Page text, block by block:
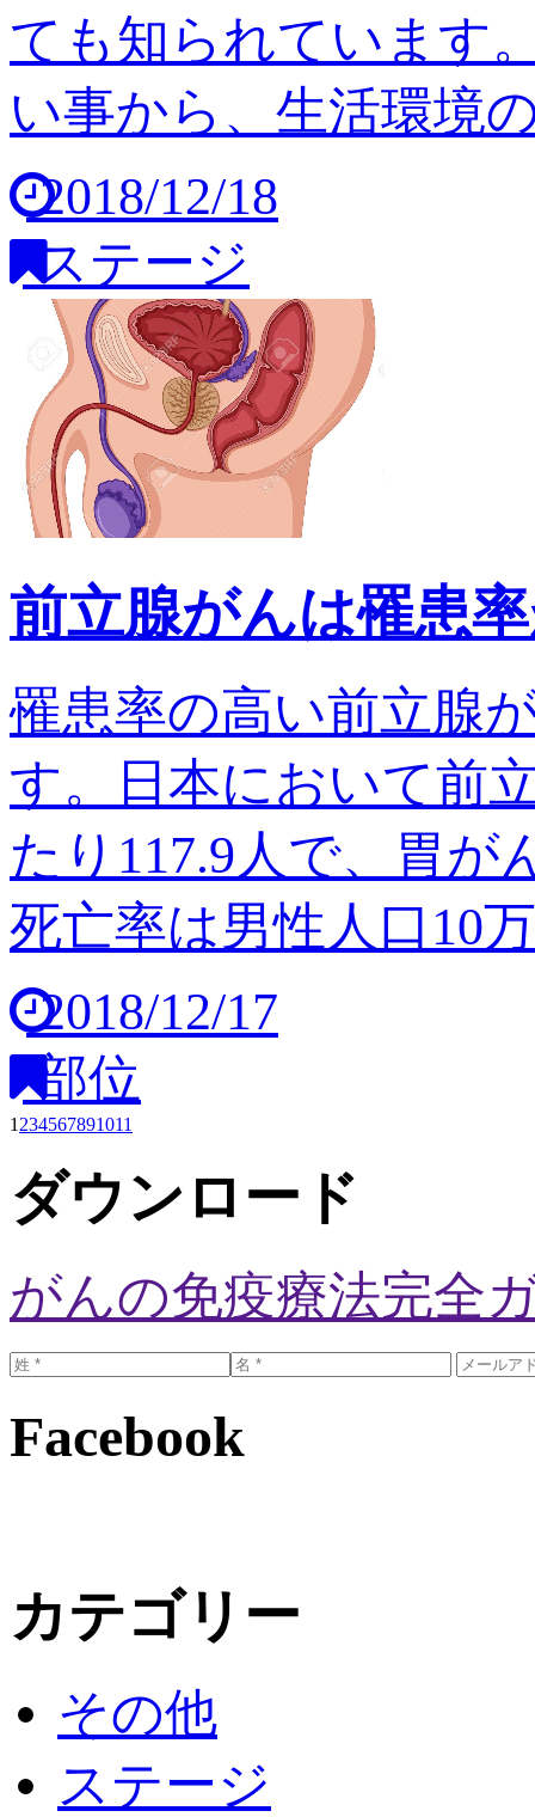
ても知られています
い事から、生活環境
2018/12/18
ステージ
前立腺がんは罹患
罹患率の高い前立腺
す。日本において前
たり117.9人で、胃が
死亡率は男性人口10
2018/12/17
部位
1 234567891011
ダウンロード
がんの免疫療法完全
Facebook
カテゴリー
その他
ステージ